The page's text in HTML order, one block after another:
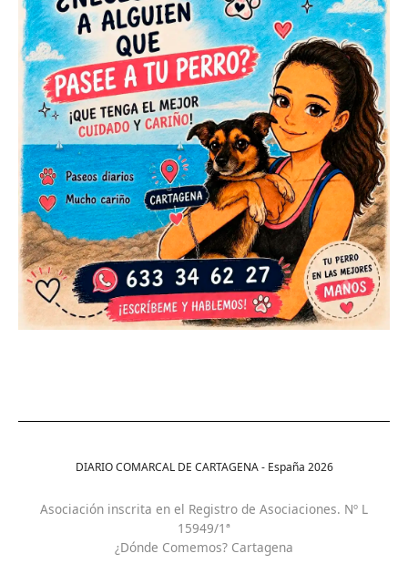
DIARIO COMARCAL DE CARTAGENA - España 2026
Asociación inscrita en el Registro de Asociaciones. Nº L
15949/1ª
¿Dónde Comemos? Cartagena